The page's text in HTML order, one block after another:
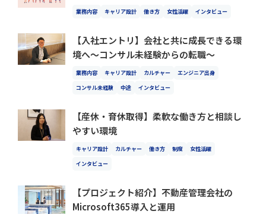
業務内容 キャリア設計 働き方 女性活躍 インタビュー
【入社エントリ】会社と共に成長できる環
境へ〜コンサル未経験からの転職〜
業務内容 キャリア設計 カルチャー
エンジニア出身
コンサル未経験
中途 インタビュー
【産休・育休取得】柔軟な働き方と相談し
やすい環境
キャリア設計 カルチャー 働き方 制度
女性活躍
インタビュー
【プロジェクト紹介】不動産管理会社の
Microsoft365導入と運用